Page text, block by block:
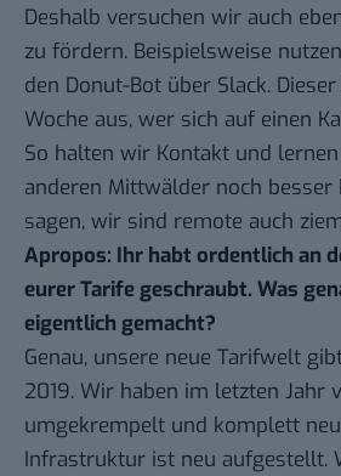
Deshalb versuchen wir auch
zu fördern. Beispielsweise
den Donut-Bot über Slack.
Woche aus, wer sich auf einen
So halten wir Kontakt und
anderen Mittwälder noch besser
sagen, wir sind remote auch
Apropos: Ihr habt ordentlich an
eurer Tarife geschraubt. Was
eigentlich gemacht?
Genau, unsere neue Tarifwelt
2019. Wir haben im letzten Jahr
umgekrempelt und komplett
Infrastruktur ist neu aufgestellt.